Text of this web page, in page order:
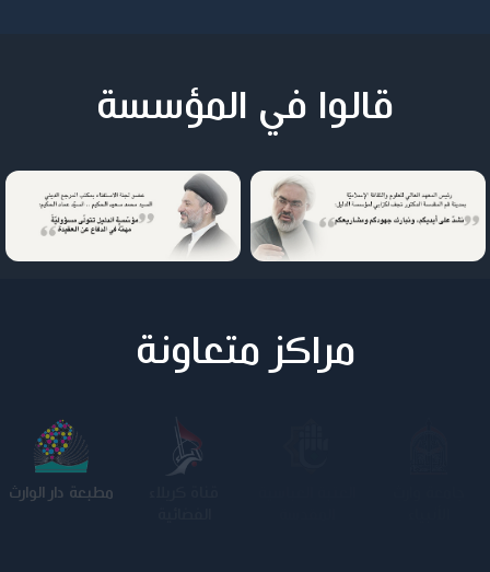
قالوا في المؤسسة
مراكز متعاونة
مطبعة دار الوارث